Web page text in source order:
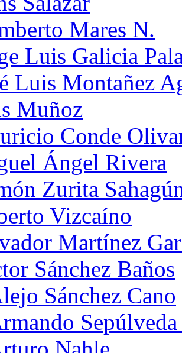
Mares N.
Luis Galicia
Luis Montañez
Muñoz
Conde
Ángel Rivera
Zurita
Vizcaíno
Martínez
Sánchez Baños
Sánchez Cano